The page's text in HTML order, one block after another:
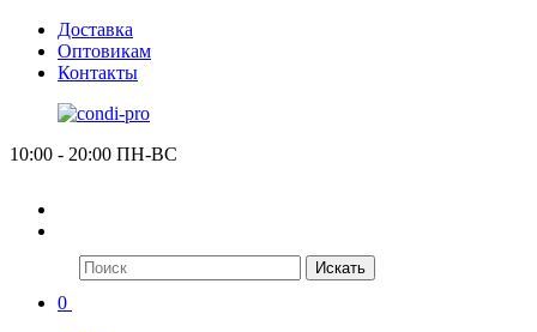
Доставка
Оптовикам
Контакты
10:00 - 20:00 ПН-ВС
Искать
0